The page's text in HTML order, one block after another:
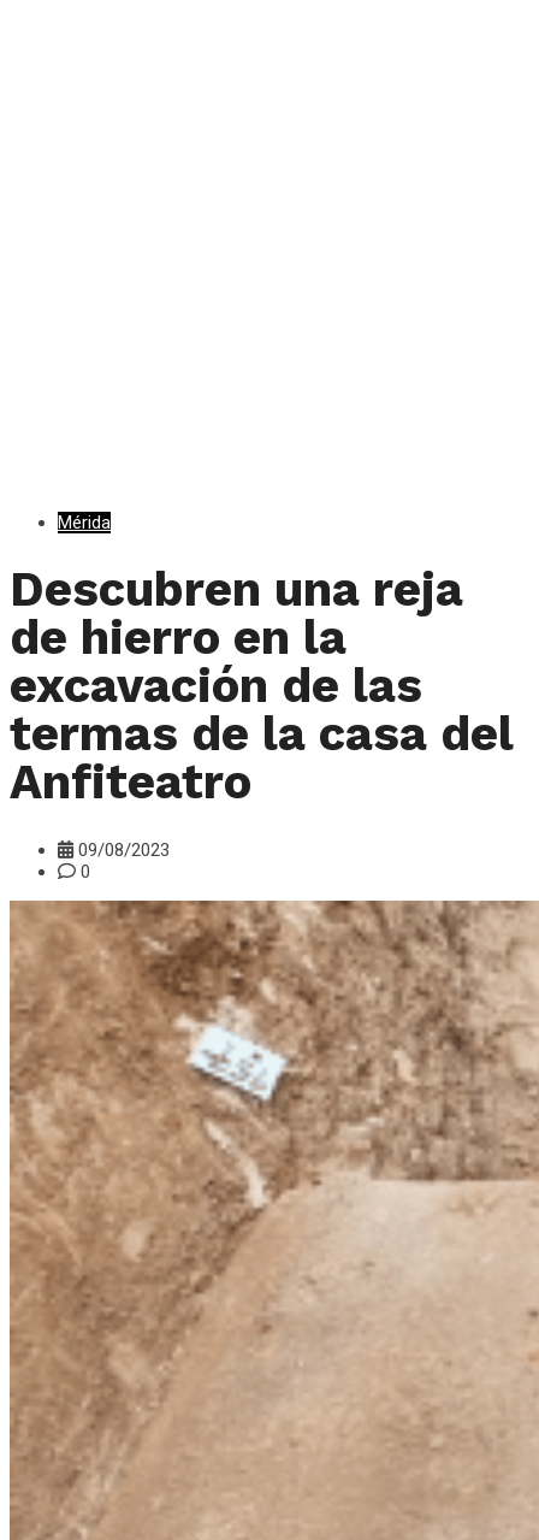
Mérida
Descubren una reja
de hierro en la
excavación de las
termas de la casa del
Anfiteatro
09/08/2023
0